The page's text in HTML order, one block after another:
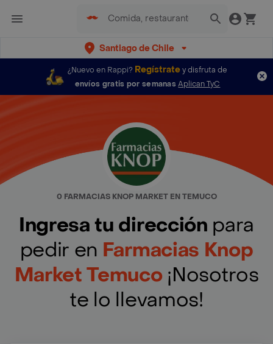
Santiago de Chile
¿Nuevo en Rappi? Regístratey disfruta de
envíos gratis por semanas Aplican TyC
0 FARMACIAS KNOP MARKET EN TEMUCO
Ingresa tu dirección para
pedir en Farmacias Knop
Market Temuco ¡Nosotros
te lo llevamos!